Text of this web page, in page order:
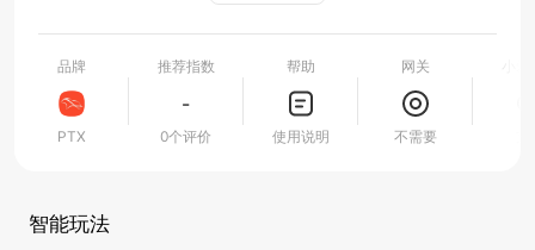
品牌
PTX
推荐指数
-
0个评价
帮助
使用说明
网关
不需要
智能玩法